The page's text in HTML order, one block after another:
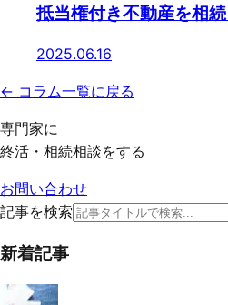
抵当権付き不動産を相
2025.06.16
← コラム一覧に戻る
専門家に
終活・相続相談をする
お問い合わせ
記事を検索
新着記事